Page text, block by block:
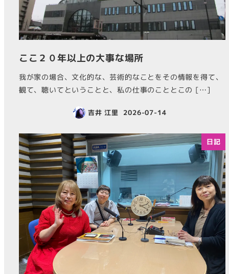
ここ２０年以上の大事な場所
我が家の場合、文化的な、芸術的なことをその情報を得て、
観て、聴いてということと、私の仕事のこととこの […]
吉井 江里 2026-07-14
日記